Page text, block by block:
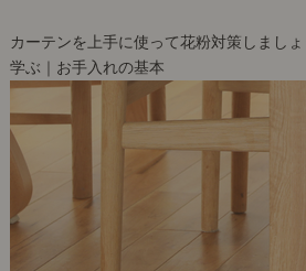
カーテンを上手に使って花粉対策しましょ
学ぶ｜お手入れの基本